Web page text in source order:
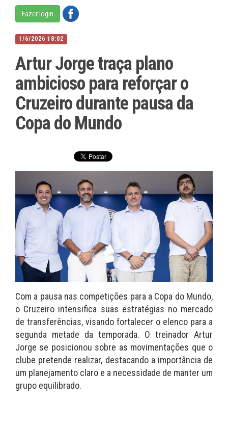
Fazer login
1/6/2026 18:02
Artur Jorge traça plano
ambicioso para reforçar o
Cruzeiro durante pausa da
Copa do Mundo
Com a pausa nas competições para a Copa do Mundo,
o Cruzeiro intensifica suas estratégias no mercado
de transferências, visando fortalecer o elenco para a
segunda metade da temporada. O treinador Artur
Jorge se posicionou sobre as movimentações que o
clube pretende realizar, destacando a importância de
um planejamento claro e a necessidade de manter um
grupo equilibrado.